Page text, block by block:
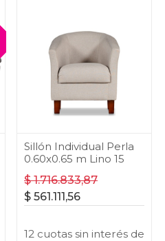
Sillón Individual Perla
0.60x0.65 m Lino 15
$1.716.833,87
$ 561.111,56
12 cuotas sin interés de